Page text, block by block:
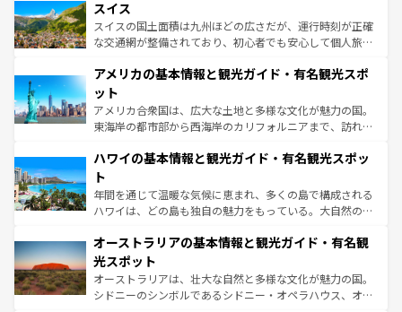
を参照してほしい。
は、お酒好きな人にはぜひ体験してほしい。 なお、新着の
ドイツ情報はコンテンツ一覧を参照してほしい。
リアごとに異なる魅力がある。また、優雅なアフタヌーン
ティー、ビール好きにはたまらない英国パブ、サッカー観
戦など、本場だからこそできる体験も豊富。イギリスを旅
ンツ一覧を参照してほしい。
スイス
スイスの国土面積は九州ほどの広さだが、運行時刻が正確
な交通網が整備されており、初心者でも安心して個人旅行
の建物がそのまま残る町や、スイスならではのユニークな
博物館もあり、アルプス観光だけでなく町歩きも満喫する
ことができる。国民の所得が高いため物価も高いが、旅行
者向けの交通パス提供のサービスもあり、うまく活用すれ
着のスイス情報はコンテンツ一覧を参照してほしい。
アメリカの基本情報と観光ガイド・有名観光スポ
ット
アメリカ合衆国は、広大な土地と多様な文化が魅力の国。
東海岸の都市部から西海岸のカリフォルニアまで、訪れる
のような巨大都市は、観光、ショッピング、エンターテイ
ンメントが詰まった刺激的なスポットだ。一方、アメリカ
西部には大自然が広がり、グランドキャニオンやイエロー
ストーン国立公園といった絶景が堪能できる。さらに、南
文化が魅力。旅行者はアメリカの各地域で異なる魅力を楽
しみながら、その多様性と豊かな歴史を感じることができ
るだろう。車でのロードトリップや列車の旅も、アメリカ
ならではの贅沢な旅のスタイルだ。 なお、新着のアメリカ
情報は コンテンツ一覧 を参照してほしい。
ハワイの基本情報と観光ガイド・有名観光スポッ
ト
年間を通じて温暖な気候に恵まれ、多くの島で構成される
ハワイは、どの島も独自の魅力をもっている。大自然の神
ワイ島は見逃せない。また、定番の観光地といえばオアフ
島だが、静かな自然を求めるならマウイ島やカウアイ島が
おすすめ。エメラルドグリーンに輝く海をはじめ、豊かな
文化や歴史が息づいている。「アロハスピリット」と呼ば
オーストラリアの基本情報と観光ガイド・有名観
光スポット
オーストラリアは、壮大な自然と多様な文化が魅力の国。
シドニーのシンボルであるシドニー・オペラハウス、オー